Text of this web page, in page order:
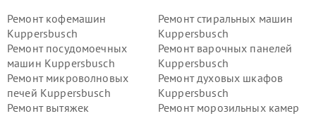
Ремонт кофемашин
Kuppersbusch
Ремонт стиральных машин
Kuppersbusch
Ремонт посудомоечных
машин Kuppersbusch
Ремонт варочных панелей
Kuppersbusch
Ремонт микроволновых
печей Kuppersbusch
Ремонт духовых шкафов
Kuppersbusch
Ремонт вытяжек
Ремонт морозильных камер